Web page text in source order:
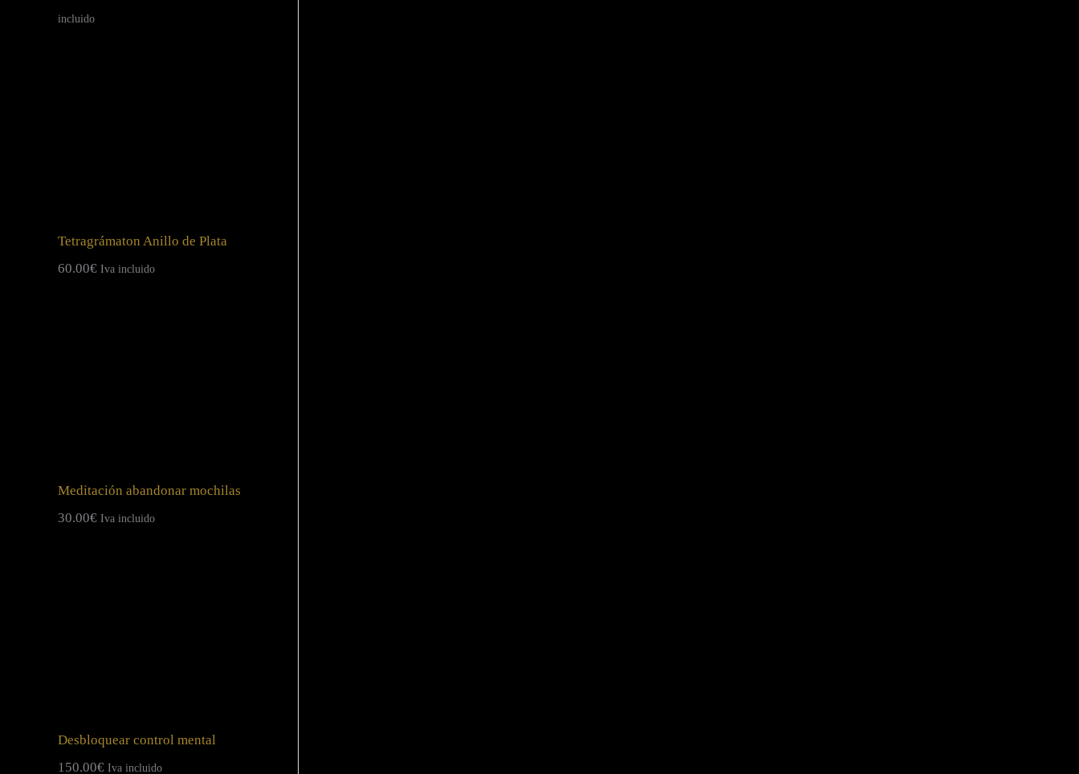
incluido
Tetragrámaton Anillo de Plata
60.00€ Iva incluido
Meditación abandonar mochilas
30.00€ Iva incluido
Desbloquear control mental
150.00€ Iva incluido